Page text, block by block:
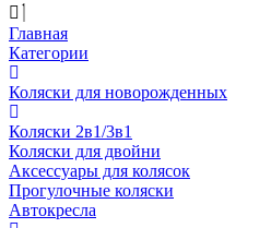
Главная
Категории
Коляски для новорожденных
Коляски 2в1/3в1
Коляски для двойни
Аксессуары для колясок
Прогулочные коляски
Автокресла